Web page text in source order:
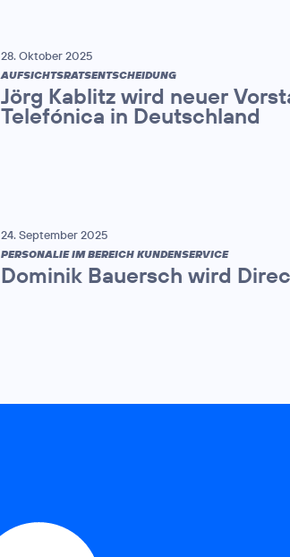
28. Oktober 2025
AUFSICHTSRATSENTSCHEIDUNG
Jörg Kablitz wird neuer
Telefónica in Deutschland
24. September 2025
PERSONALIE IM BEREICH KUNDENSERVICE
Dominik Bauersch wird